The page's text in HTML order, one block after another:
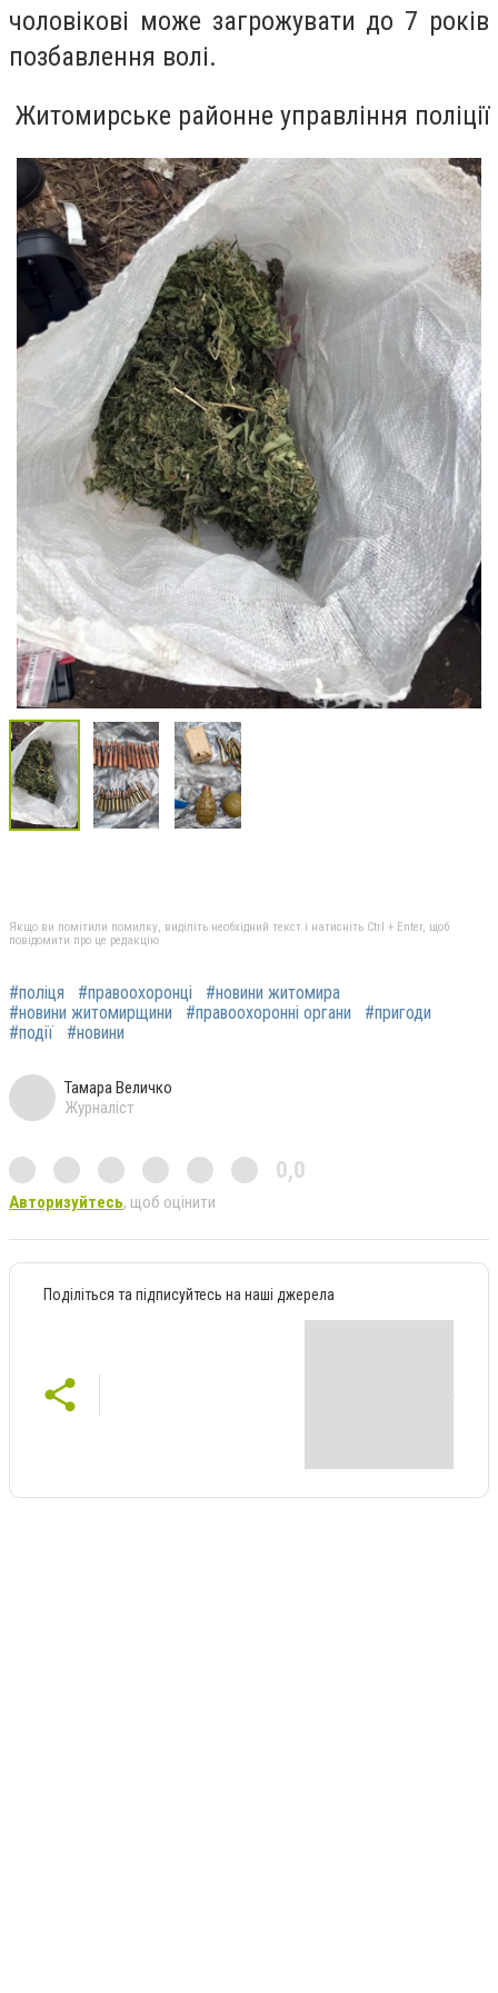
чоловікові може загрожувати до 7 років
позбавлення волі.
Житомирське районне управління поліції
Якщо ви помітили помилку, виділіть необхідний текст і натисніть Ctrl + Enter, щоб
повідомити про це редакцію
#поліця #правоохоронці
#новини житомира
#новини житомирщини
#правоохоронні органи
#пригоди
#події
#новини
Тамара Величко
Журналіст
0,0
Авторизуйтесь, щоб оцінити
Поділіться та підписуйтесь на наші джерела